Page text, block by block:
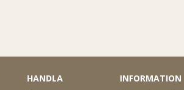
HANDLA INFORMATION